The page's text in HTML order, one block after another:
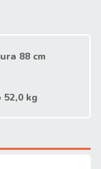
88 cm
52,0 kg